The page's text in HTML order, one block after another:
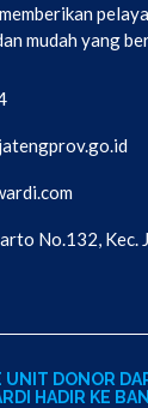
mudah yang
No.132, Kec.
UNIT DONOR
HADIR KE